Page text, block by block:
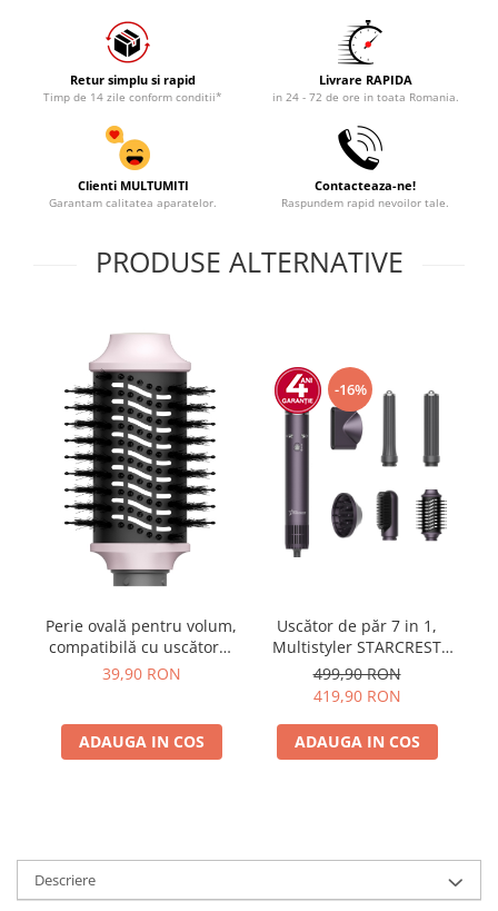
Retur simplu si rapid
Timp de 14 zile conform conditii*
Livrare RAPIDA
in 24 - 72 de ore in toata Romania.
Clienti MULTUMITI
Garantam calitatea aparatelor.
Contacteaza-ne!
Raspundem rapid nevoilor tale.
PRODUSE ALTERNATIVE
Perie ovală pentru volum,
compatibilă cu uscătorul
de păr STARCREST SHD-6-
39,90 RON
ADAUGA IN COS
-16%
Uscător de păr 7 in 1,
Multistyler STARCREST
SHD-7-1PP, 1300 W, 3
trepte de viteză, 3 trepte
499,90 RON
419,90 RON
ADAUGA IN COS
Descriere